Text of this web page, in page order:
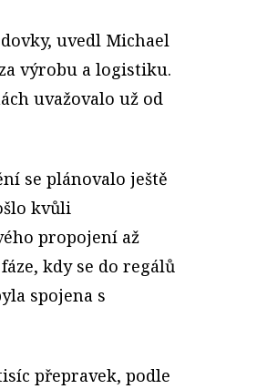
uvedl Michael
výrobu a logistiku.
uvažovalo už od
se plánovalo ještě
kvůli
propojení až
kdy se do regálů
spojena s
přepravek, podle